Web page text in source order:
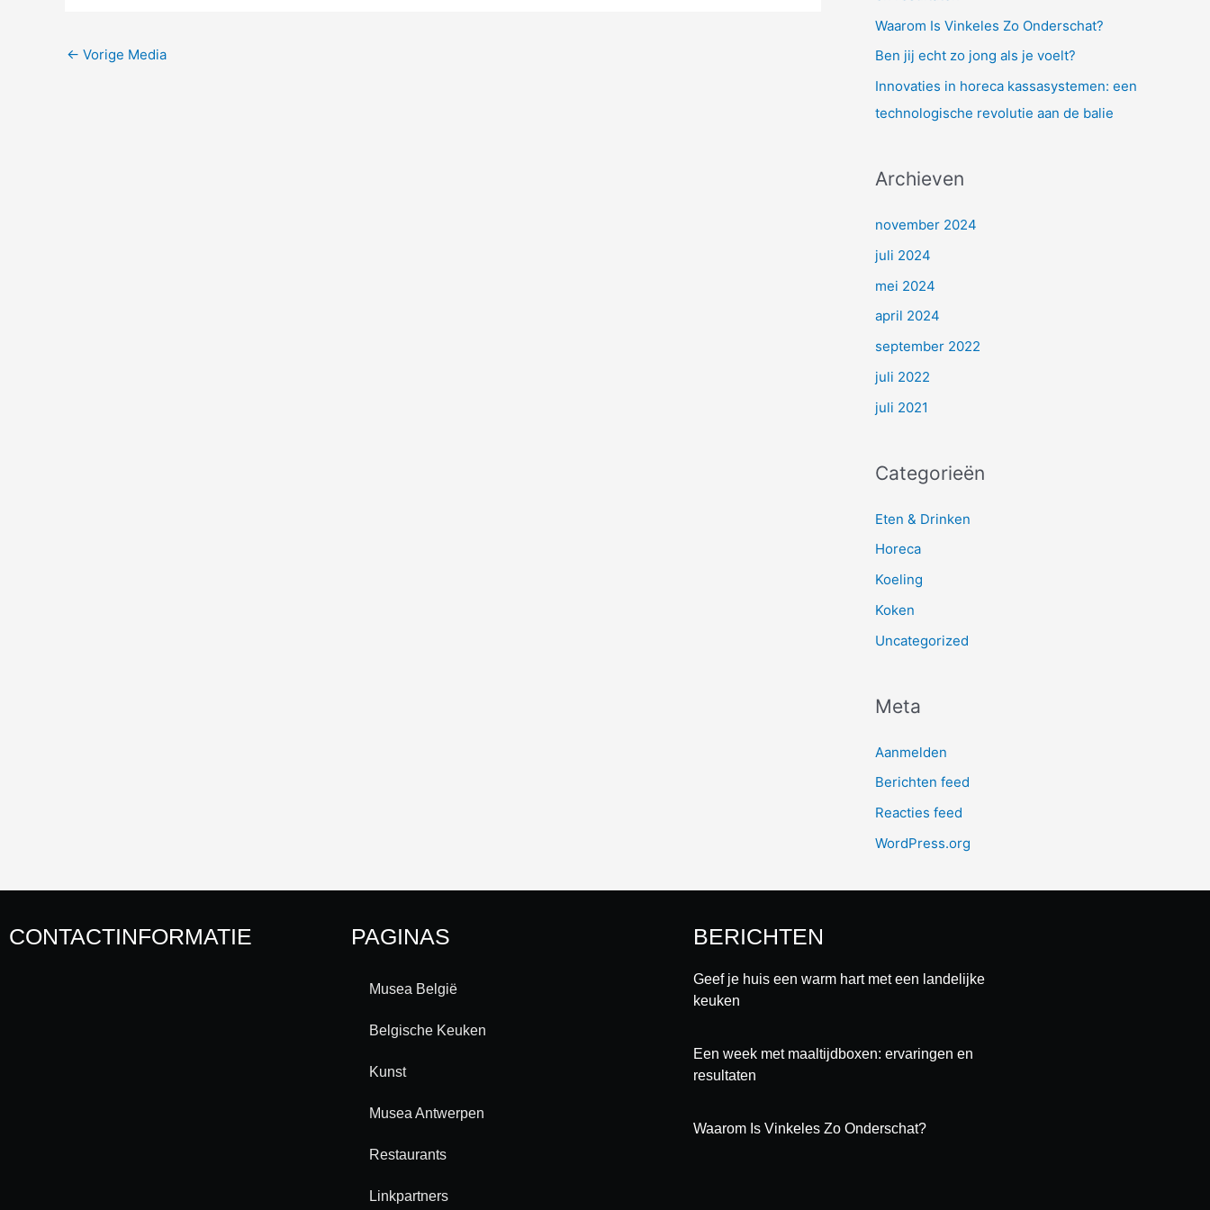
← Vorige Media
r
:
Waarom Is Vinkeles Zo Onderschat?
Ben jij echt zo jong als je voelt?
Innovaties in horeca kassasystemen: een
technologische revolutie aan de balie
Archieven
november 2024
juli 2024
mei 2024
april 2024
september 2022
juli 2022
juli 2021
Categorieën
Eten & Drinken
Horeca
Koeling
Koken
Uncategorized
Meta
Aanmelden
Berichten feed
Reacties feed
WordPress.org
CONTACTINFORMATIE PAGINAS
Musea België
Belgische Keuken
Kunst
Musea Antwerpen
Restaurants
Linkpartners
BERICHTEN
Geef je huis een warm hart met een landelijke
keuken
Een week met maaltijdboxen: ervaringen en
resultaten
Waarom Is Vinkeles Zo Onderschat?